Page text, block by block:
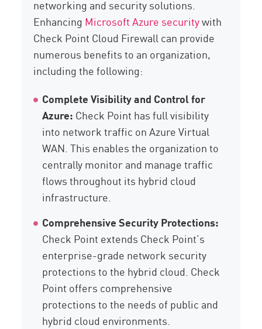
networking and security solutions.
Enhancing Microsoft Azure securitywith
Check Point Cloud Firewall can provide
numerous benefits to an organization,
including the following:
Complete Visibility and Control for
Azure: Check Point has full visibility
into network traffic on Azure Virtual
WAN. This enables the organization to
centrally monitor and manage traffic
flows throughout its hybrid cloud
infrastructure.
Comprehensive Security Protections:
Check Point extends Check Point’s
enterprise-grade network security
protections to the hybrid cloud. Check
Point offers comprehensive
protections to the needs of public and
hybrid cloud environments.